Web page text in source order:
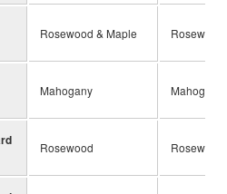
Rosewood & Maple
Mahogany Mahogany
Rosewood Rosewood